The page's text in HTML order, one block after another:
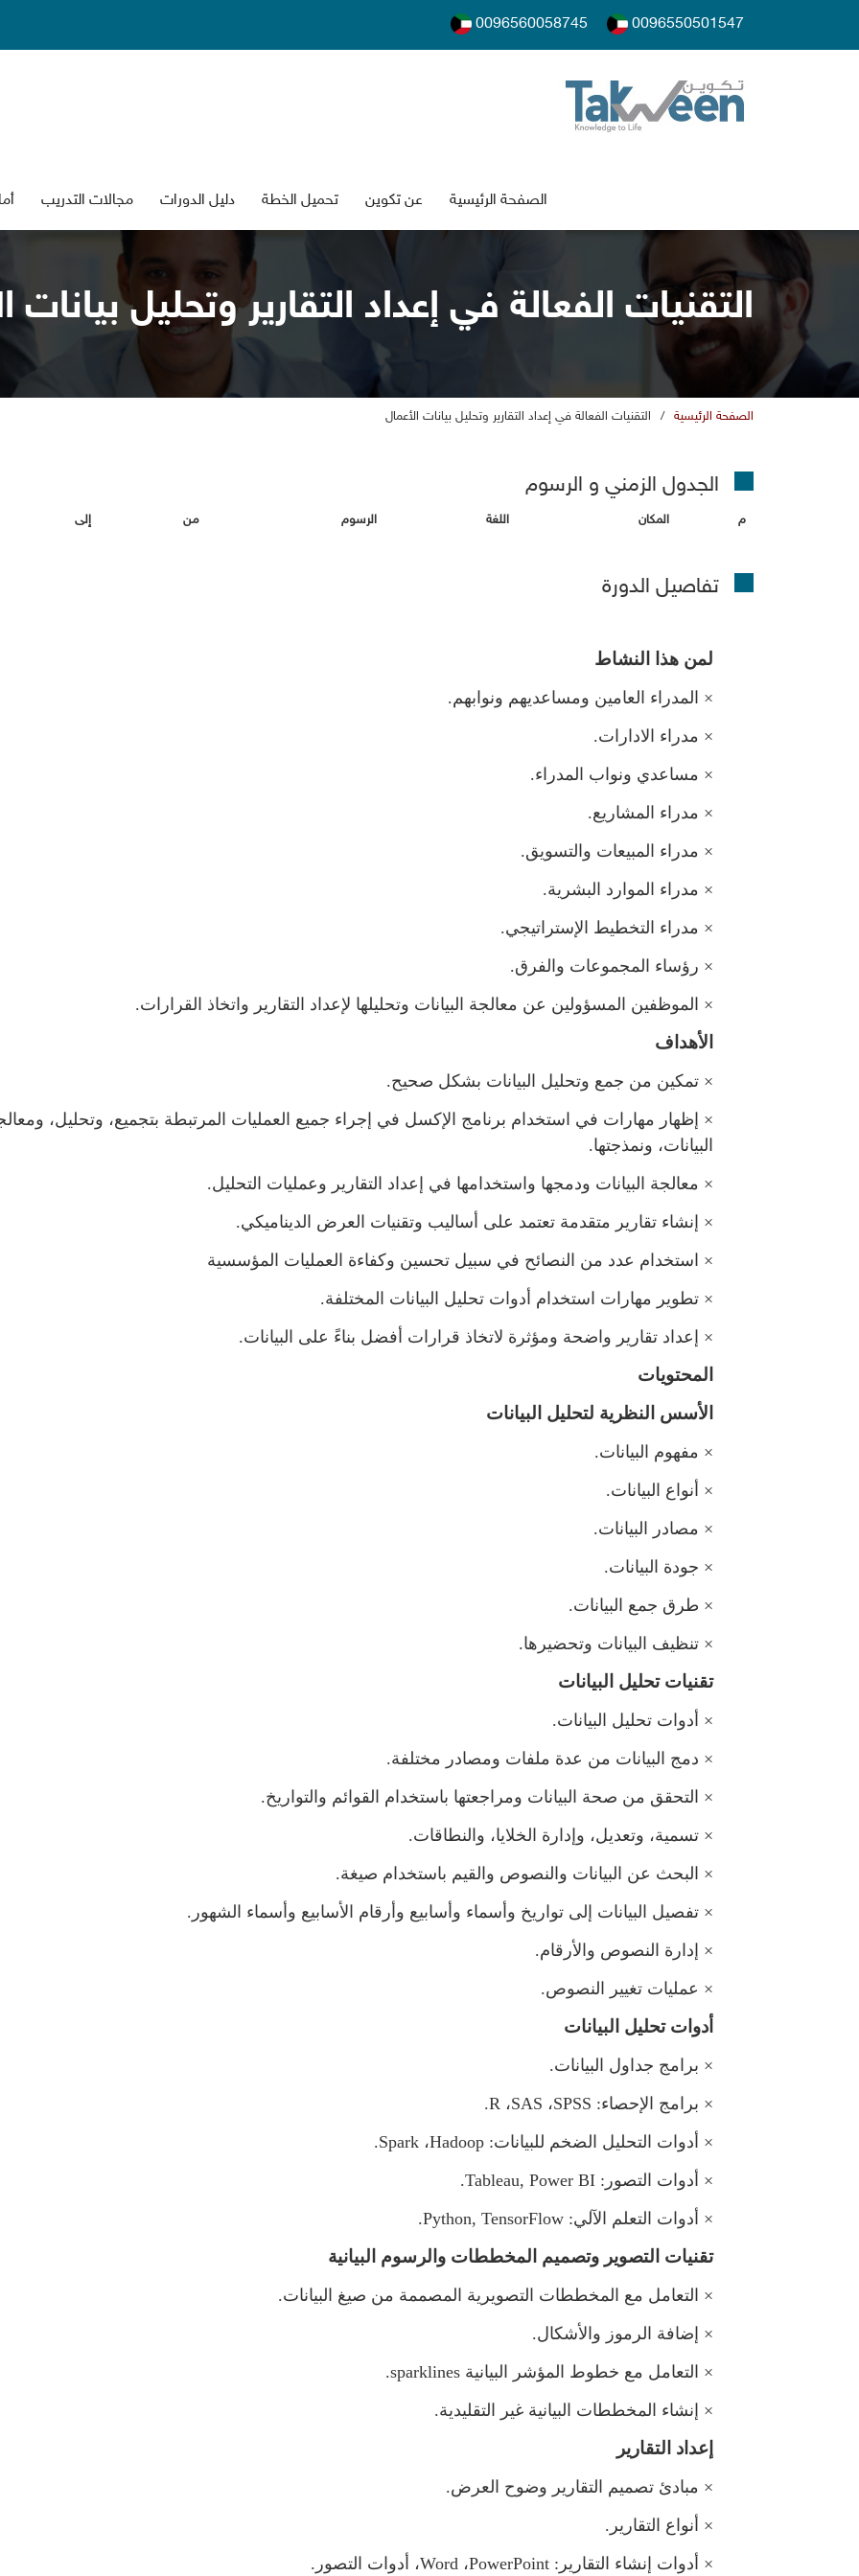
0096550501547
0096560058745
الصفحة الرئيسية عن تكوين تحميل الخطة دليل الدورات جالات التدريب
التقنيات الفعالة في إعداد التقارير وتحليل
الصفحة الرئيسية / التقنيات الفعالة في إعداد التقارير وتحليل بيانات الأعما
الجدول الزمني و الرسو
المكان اللغة الرسو ن إلى
تفاصيل الدورة
ن هذا النشاط
× المدراء العامين ومساعديهم ونوابهم.
× دراء الادارات.
× ساعدي ونواب المدراء.
× دراء المشاريع.
× دراء المبيعات والتسويق.
× دراء الموارد البشرية.
× دراء التخطيط الإستراتيجي.
× رؤساء المجموعات والفرق.
× الموظفين المسؤولين عن معالجة البيانات وتحليلها لإعداد التقارير واتخاذ القرارات.
الأهداف
×تمكين من جمع وتحليل البيانات بشكل صحيح.
× إظهار مهارات في استخدام برنامج الإكسل في إجراء جميع العمليات المرتبطة بتجميع، وتحليل،
البيانات، ونمذجتها.
× عالجة البيانات ودمجها واستخدامها في إعداد التقارير وعمليات التحليل.
× إنشاء تقارير متقدمة تعتمد على أساليب وتقنيات العرض الديناميكي.
× استخدام عدد من النصائح في سبيل تحسين وكفاءة العمليات المؤسسية
×تطوير مهارات استخدام أدوات تحليل البيانات المختلفة.
×
إعداد تقارير واضحة ومؤثرة لاتخاذ قرارات أفضل بناءً على البيانات.
المحتويات
الأسس النظرية لتحليل البيانات
× فهوم البيانات.
× أنواع البيانات.
× صادر البيانات.
× جودة البيانات.
× طرق جمع البيانات.
×تنظيف البيانات وتحضيرها.
تقنيات تحليل البيانات
× أدوات تحليل البيانات.
× دمج البيانات من عدة ملفات ومصادر مختلفة.
× التحقق من صحة البيانات ومراجعتها باستخدام القوائم والتواريخ.
×تسمية، وتعديل، وإدارة الخلايا، والنطاقات.
× البحث عن البيانات والنصوص والقيم باستخدام صيغة.
×تفصيل البيانات إلى تواريخ وأسماء وأسابيع وأرقام الأسابيع وأسماء الشهور.
× إدارة النصوص والأرقام.
× عمليات تغيير النصوص.
أدوات تحليل البيانات
× برامج جداول البيانات.
× برامج الإحصاء: SPSS، SAS،R
.
× أدوات التحليل الضخم للبيانات:Hadoop،Spark
.
× أدوات التصور:Tableau, Power BI
.
× أدوات التعلم الآلي:Python, TensorFlow
.
تقنيات التصوير وتصميم المخططات والرسوم البيانية
× التعامل مع المخططات التصويرية المصممة من صيغ البيانات.
× إضافة الرموز والأشكال.
× التعامل مع خطوط المؤشر البيانيةsparklines
.
× إنشاء المخططات البيانية غير التقليدية.
إعداد التقارير
× بادئ تصميم التقارير وضوح العرض.
× أنواع التقارير.
× أدوات إنشاء التقارير:PowerPoint،Word، أدوات التصور.